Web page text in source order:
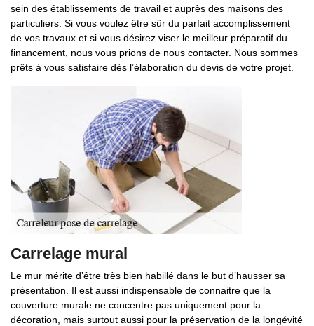
sein des établissements de travail et auprès des maisons des
particuliers. Si vous voulez être sûr du parfait accomplissement
de vos travaux et si vous désirez viser le meilleur préparatif du
financement, nous vous prions de nous contacter. Nous sommes
prêts à vous satisfaire dès l’élaboration du devis de votre projet.
Carrelage mural
Le mur mérite d’être très bien habillé dans le but d’hausser sa
présentation. Il est aussi indispensable de connaitre que la
couverture murale ne concentre pas uniquement pour la
décoration, mais surtout aussi pour la préservation de la longévité